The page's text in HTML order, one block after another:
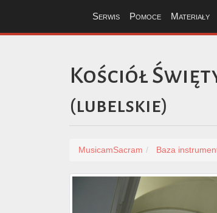
Serwis Pomoce Materiały
Kościół
(lubelskie)
MusicamSacram Baza